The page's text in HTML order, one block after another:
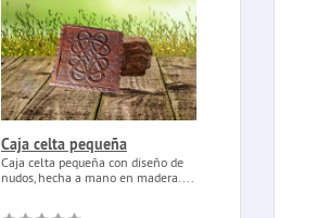
Caja celta pequeña
Caja celta pequeña con diseño de
nudos, hecha a mano en madera....